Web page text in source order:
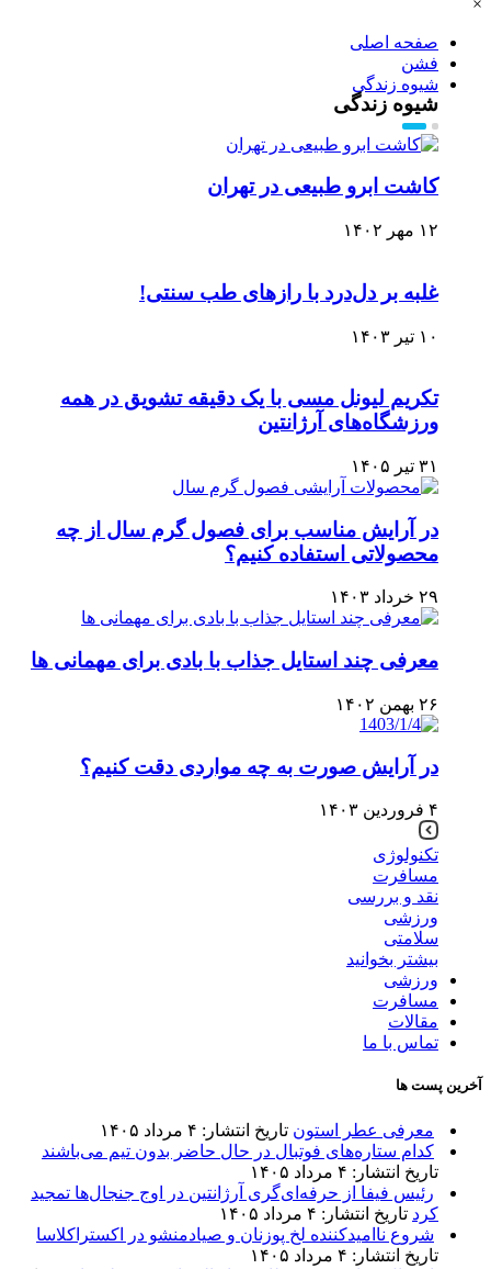
صفحه اصلی
فشن
شیوه زندگی
شیوه زندگی
کاشت ابرو طبیعی در تهران
۱۲ مهر ۱۴۰۲
غلبه بر دل‌درد با رازهای طب سنتی!
۱۰ تیر ۱۴۰۳
تکریم لیونل مسی با یک دقیقه تشویق در همه
ورزشگاه‌های آرژانتین
۳۱ تیر ۱۴۰۵
در آرایش مناسب برای فصول گرم سال از چه
محصولاتی استفاده کنیم؟
۲۹ خرداد ۱۴۰۳
معرفی چند استایل جذاب با بادی برای مهمانی ها
۲۶ بهمن ۱۴۰۲
در آرایش صورت به چه مواردی دقت کنیم؟
۴ فروردین ۱۴۰۳
تکنولوژی
مسافرت
نقد و بررسی
ورزشی
سلامتی
بیشتر بخوانید
ورزشی
مسافرت
مقالات
تماس با ما
آخرین پست ها
معرفی عطر استون تاریخ انتشار: ۴ مرداد ۱۴۰۵
کدام ستاره‌های فوتبال در حال حاضر بدون تیم می‌باشند
تاریخ انتشار: ۴ مرداد ۱۴۰۵
رئیس فیفا از حرفه‌ای‌گری آرژانتین در اوج جنجال‌ها تمجید
کرد تاریخ انتشار: ۴ مرداد ۱۴۰۵
شروع ناامیدکننده لخ پوزنان و صیادمنشو در اکستراکلاسا
تاریخ انتشار: ۴ مرداد ۱۴۰۵